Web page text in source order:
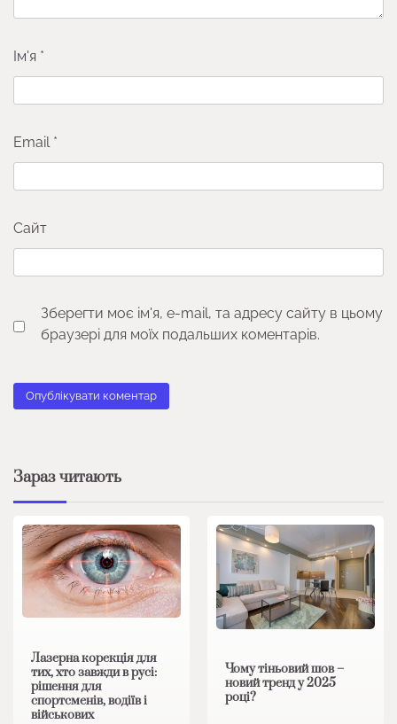
Ім'я *
Email *
Сайт
Зберегти моє ім'я, e-mail, та адресу сайту в цьому
браузері для моїх подальших коментарів.
Зараз читають
Лазерна корекція для
тих, хто завжди в русі:
рішення для
спортсменів, водіїв і
військових
Чому тіньовий шов –
новий тренд у 2025
році?